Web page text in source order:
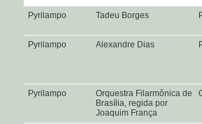
Pyrilampo Tadeu Borges
Pyrilampo Alexandre Dias
Pyrilampo
Orquestra Filarmônica de
Brasília, regida por
Joaquim França